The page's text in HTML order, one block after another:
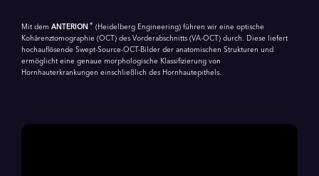
Mit dem ANTERION ® (Heidelberg Engineering) führen wir eine optische
Kohärenztomographie (OCT) des Vorderabschnitts (VA-OCT) durch. Diese liefert
hochauflösende Swept-Source-OCT-Bilder der anatomischen Strukturen und
ermöglicht eine genaue morphologische Klassifizierung von
Hornhauterkrankungen einschließlich des Hornhautepithels.